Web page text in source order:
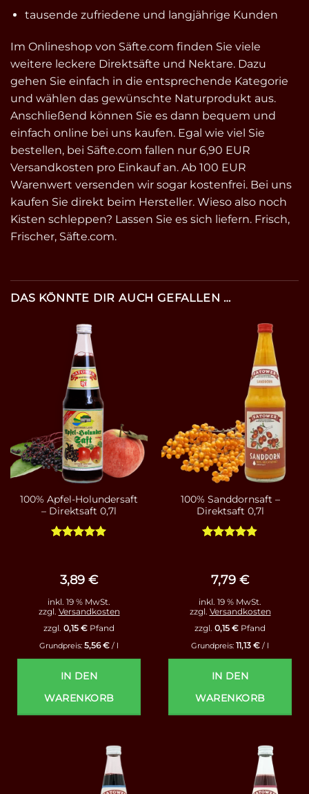
tausende zufriedene und langjährige Kunden
Im Onlineshop von Säfte.com finden Sie viele
weitere leckere Direktsäfte und Nektare. Dazu
gehen Sie einfach in die entsprechende Kategorie
und wählen das gewünschte Naturprodukt aus.
Anschließend können Sie es dann bequem und
einfach online bei uns kaufen. Egal wie viel Sie
bestellen, bei Säfte.com fallen nur 6,90 EUR
Versandkosten pro Einkauf an. Ab 100 EUR
Warenwert versenden wir sogar kostenfrei. Bei uns
kaufen Sie direkt beim Hersteller. Wieso also noch
Kisten schleppen? Lassen Sie es sich liefern. Frisch,
Frischer, Säfte.com.
DAS KÖNNTE DIR AUCH GEFALLEN …
100% Apfel-Holundersaft
– Direktsaft 0,7l
3,89 €
inkl. 19 % MwSt.
zzgl. Versandkosten
zzgl. 0,15 € Pfand
Grundpreis: 5,56€ / l
IN DEN
WARENKORB
100% Sanddornsaft –
Direktsaft 0,7l
7,79 €
inkl. 19 % MwSt.
zzgl. Versandkosten
zzgl. 0,15 € Pfand
Grundpreis: 11,13 € / l
IN DEN
WARENKORB